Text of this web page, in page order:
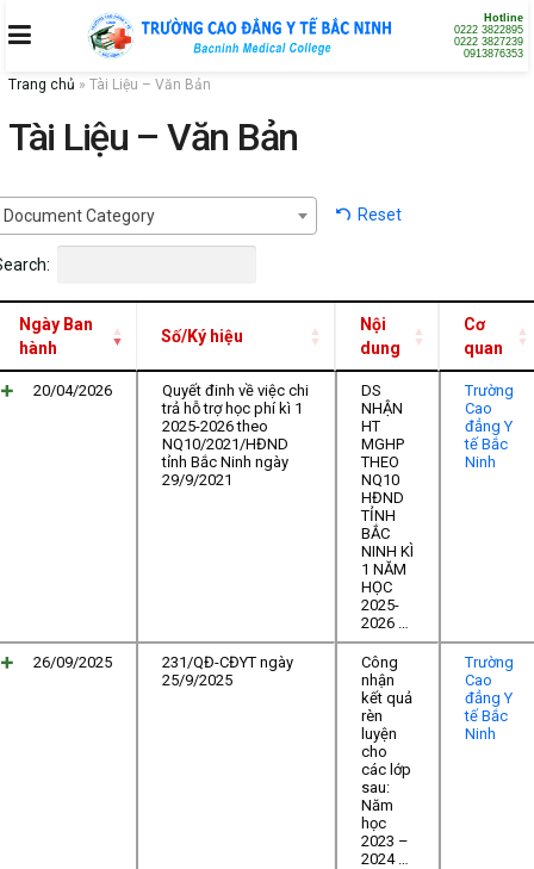
Hotline
0222 3822895
0222 3827239
0913876353
Trang chủ » Tài Liệu – Văn Bản
Tài Liệu – Văn Bản
Document Category Reset
Ngày Ban
hành
Số/Ký hiệu
Nội
dung
Cơ
quan
20/04/2026
Quyết đinh về việc chi
trả hỗ trợ học phí kì 1
2025-2026 theo
NQ10/2021/HĐND
tỉnh Bắc Ninh ngày
29/9/2021
DS
NHẬN
HT
MGHP
THEO
NQ10
HĐND
TỈNH
BẮC
NINH KÌ
1 NĂM
HỌC
2025-
2026 …
Trường
Cao
đẳng Y
tế Bắc
Ninh
26/09/2025
231/QĐ-CĐYT ngày
25/9/2025
Công
nhận
kết quả
rèn
luyện
cho
các lớp
sau:
Năm
học
2023 –
2024 …
Trường
Cao
đẳng Y
tế Bắc
Ninh